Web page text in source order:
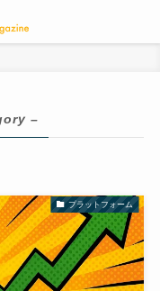
–
プラットフォーム